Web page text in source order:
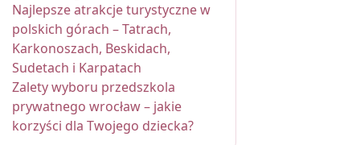
Najlepsze atrakcje turystyczne w
polskich górach – Tatrach,
Karkonoszach, Beskidach,
Sudetach i Karpatach
Zalety wyboru przedszkola
prywatnego wrocław – jakie
korzyści dla Twojego dziecka?